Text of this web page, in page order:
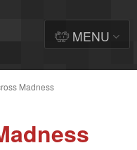
Madness
MENU